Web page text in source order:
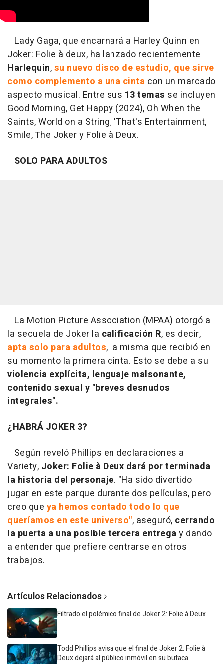
Lady Gaga, que encarnará a Harley Quinn en
Joker: Folie à deux, ha lanzado recientemente
Harlequin,su nuevo disco de estudio, que sirve
como complemento a una cinta con un marcado
aspecto musical. Entre sus 13 temas se incluyen
Good Morning, Get Happy (2024), Oh When the
Saints, World on a String, 'That's Entertainment,
Smile, The Joker y Folie à Deux.
SOLO PARA ADULTOS
La Motion Picture Association (MPAA) otorgó a
la secuela de Joker la calificación R, es decir,
apta solo para adultos, la misma que recibió en
su momento la primera cinta. Esto se debe a su
violencia explícita, lenguaje malsonante,
contenido sexual y "breves desnudos
integrales".
¿HABRÁ JOKER 3?
Según reveló Phillips en declaraciones a
Variety, Joker: Folie à Deux dará por terminada
la historia del personaje. "Ha sido divertido
jugar en este parque durante dos películas, pero
creo que ya hemos contado todo lo que
queríamos en este universo", aseguró, cerrando
la puerta a una posible tercera entregay dando
a entender que prefiere centrarse en otros
trabajos.
Artículos Relacionados
Filtrado el polémico final de Joker 2: Folie à Deux
Todd Phillips avisa que el final de Joker 2: Folie à
Deux dejará al público inmóvil en su butaca